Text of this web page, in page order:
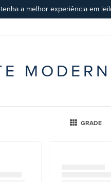
a melhor experiência em
GRADE